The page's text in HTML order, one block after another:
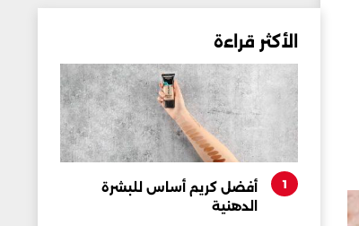
الأكثر قراءة
1
أفضل كريم أساس للبشرة
الدهنية